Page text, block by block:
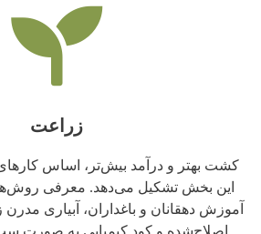
زراعت
کشت بهتر و درآمد بیش‌تر، اساس
این بخش تشکیل می‌دهد. معرفی
آموزش دهقانان و باغداران، آبیاری
اصلاح‌شده و کود کیمیایی به صورت